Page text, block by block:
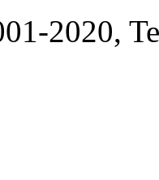
2020,